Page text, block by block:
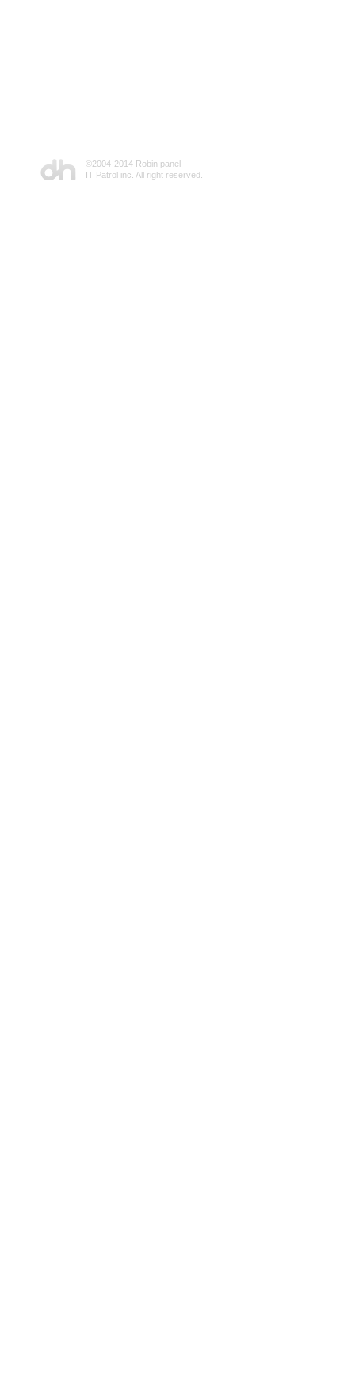
©2004-2014 Robin panel
IT Patrol inc. All right reserved.